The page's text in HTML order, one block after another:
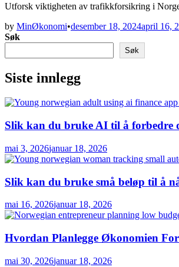
Utforsk viktigheten av trafikkforsikring i
by MinØkonomi•desember 18, 2024april 16,
Søk
Søk
Siste innlegg
Slik kan du bruke AI til å forbedre
mai 3, 2026januar 18, 2026
Slik kan du bruke små beløp til å
mai 16, 2026januar 18, 2026
Hvordan Planlegge Økonomien
mai 30, 2026januar 18, 2026